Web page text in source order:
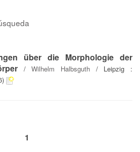
über die Morphologie der
/Wilhelm Halbsguth / Leipzig :
1